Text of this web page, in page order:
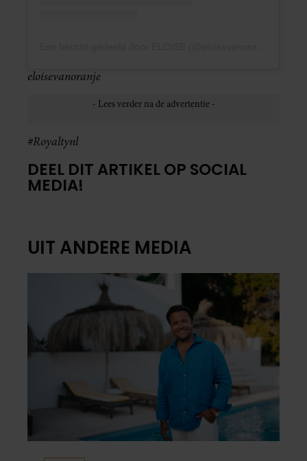
eloisevanoranje
#Royaltynl
DEEL DIT ARTIKEL OP SOCIAL
MEDIA!
UIT ANDERE MEDIA